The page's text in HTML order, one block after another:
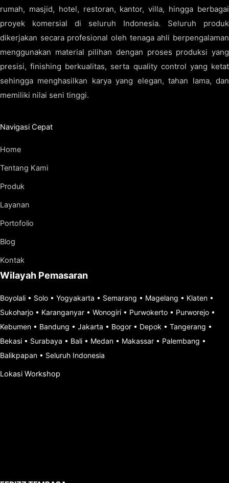
rumah, masjid, hotel, restoran, kantor, villa, hingga berbagai
proyek komersial di seluruh Indonesia. Seluruh produk
dikerjakan secara profesional oleh tenaga ahli berpengalaman
menggunakan material pilihan dengan proses produksi yang
presisi, finishing berkualitas, serta quality control yang ketat
sehingga menghasilkan karya yang elegan, tahan lama, dan
memiliki nilai seni tinggi.
Navigasi Cepat
Home
Tentang Kami
Produk
Layanan
Portofolio
Blog
Kontak
Wilayah Pemasaran
Boyolali • Solo • Yogyakarta • Semarang • Magelang • Klaten •
Sukoharjo • Karanganyar • Wonogiri • Purwokerto • Purworejo •
Kebumen • Bandung • Jakarta • Bogor • Depok • Tangerang •
Bekasi • Surabaya • Bali • Medan • Makassar • Palembang •
Balikpapan • Seluruh Indonesia
Lokasi Workshop